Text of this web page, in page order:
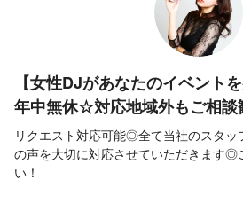
【女性DJがあなたのイベント
年中無休☆対応地域外もご相談
リクエスト対応可能◎全て当社のスタ
の声を大切に対応させていただきます◎
い！